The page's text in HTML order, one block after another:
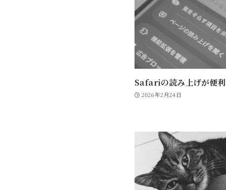
Safariの読み上げが便利
2026年2月24日